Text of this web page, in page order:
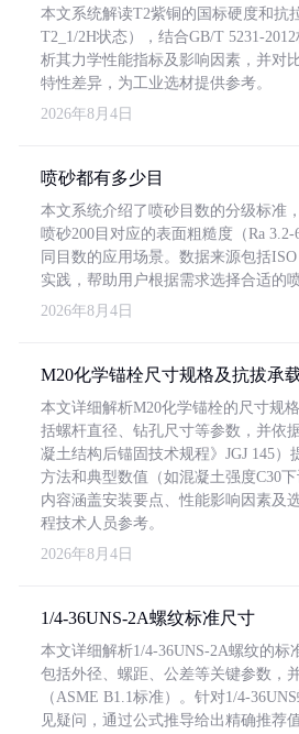
本文系统解读T2紫铜的国标硬度和抗
T2_1/2H状态），结合GB/T 5231-
析其力学性能指标及影响因素，并对
特性差异，为工业选材提供参考。
2026年8月4日
喷砂都有多少目
本文系统介绍了喷砂目数的分级标准
喷砂200目对应的表面粗糙度（Ra
同目数的应用场景。数据来源包括
实践，帮助用户根据需求选择合适的
2026年8月4日
M20化学锚栓尺寸规格及抗拔承
本文详细解析M20化学锚栓的尺寸规
括螺杆直径、钻孔尺寸等参数，并依
凝土结构后锚固技术规程》JGJ 145）
方法和典型数值（如混凝土强度C30下
内容涵盖安装要点、性能影响因素及
程技术人员参考。
2026年8月4日
1/4-36UNS-2A螺纹标准尺寸
本文详细解析1/4-36UNS-2A螺纹的标
包括外径、螺距、公差等关键参数，
（ASME B1.1标准）。针对1/4-
见疑问，通过公式推导给出精确推荐